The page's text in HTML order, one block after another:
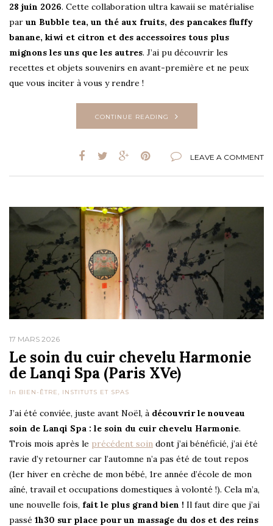
28 juin 2026. Cette collaboration ultra kawaii se matérialise
par un Bubble tea, un thé aux fruits, des pancakes fluffy
banane, kiwi et citron et des accessoires tous plus
mignons les uns que les autres. J’ai pu découvrir les
recettes et objets souvenirs en avant-première et ne peux
que vous inciter à vous y rendre !
CONTINUE READING
LEAVE A COMMENT
17 MARS 2026
Le soin du cuir chevelu Harmonie
de Lanqi Spa (Paris XVe)
In BIEN-ÊTRE INSTITUTS ET SPAS
J’ai été conviée, juste avant Noël, à découvrir le nouveau
soin de Lanqi Spa : le soin du cuir chevelu Harmonie.
Trois mois après le précédent soin dont j’ai bénéficié, j’ai été
ravie d’y retourner car l’automne n’a pas été de tout repos
(1er hiver en crèche de mon bébé, 1re année d’école de mon
aîné, travail et occupations domestiques à volonté !). Cela m’a,
une nouvelle fois, fait le plus grand bien ! Il faut dire que j’ai
passé 1h30 sur place pour un massage du dos et des reins